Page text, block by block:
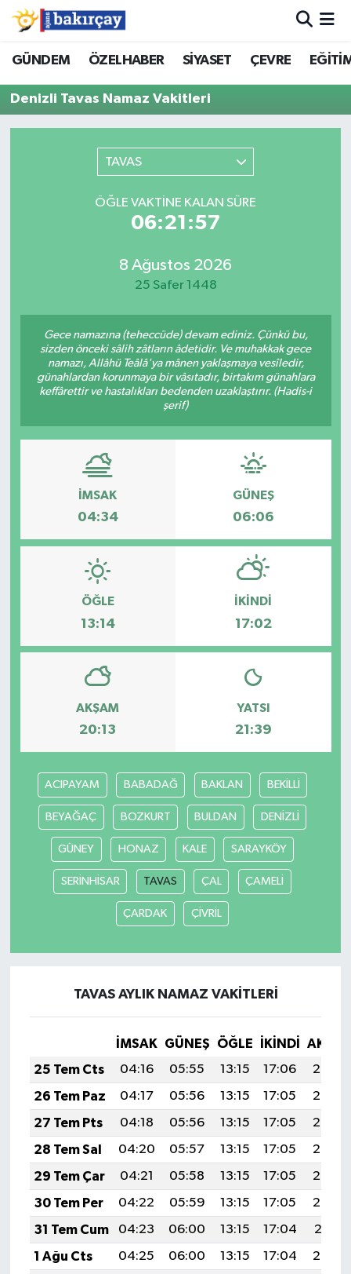
GÜNDEM ÖZELHABER SİYASET ÇEVRE
Denizli Tavas Namaz Vakitleri
TAVAS
ÖĞLE VAKTINE KALAN SÜRE
06:21:57
8 Ağustos 2026
25 Safer 1448
Gece namazına (teheccüde) devam ediniz. Çünkü bu,
sizden önceki sâlih zâtların âdetidir. Ve muhakkak gece
namazı, Allâhü Teâlâ'ya mânen yaklaşmaya vesîledir,
günahlardan korunmaya bir vâsıtadır, birtakım günahlara
keffârettir ve hastalıkları bedenden uzaklaştırır. (Hadis-i
şerif)
İMSAK
04:34
GÜNEŞ
06:06
ÖĞLE
13:14
İKINDI
17:02
AKŞAM
20:13
YATSI
21:39
ACIPAYAM BABADAĞ BAKLAN BEKİLLİ
BEYAĞAÇ BOZKURT BULDAN DENİZLİ
GÜNEY HONAZ KALE SARAYKÖY
SERİNHİSAR TAVAS ÇAL ÇAMELİ
ÇARDAK ÇİVRİL
TAVAS AYLIK NAMAZ VAKITLERI
İMSAK GÜNEŞ ÖĞLE İKINDI
25 Tem Cts
04:16 05:55 13:15 17:06
20:26
26 Tem Paz
04:17 05:56 13:15 17:05
20:25
27 Tem Pts
04:18 05:56 13:15 17:05
20:24
28 Tem Sal
04:20 05:57 13:15 17:05
20:23
29 Tem Çar
04:21 05:58 13:15 17:05
20:23
30 Tem Per
04:22 05:59 13:15 17:05
20:22
31 Tem Cum
04:23 06:00 13:15 17:04
20:21
1 Ağu Cts
04:25 06:00 13:15 17:04
20:20
İzmir Nöbetçi Eczaneler
İzmir Hava Durumu
İzmir Trafik Yoğunluk Haritası
Süper Lig Puan Durumu ve Fikstür
Tüm Manşetler
Haber Arşivi